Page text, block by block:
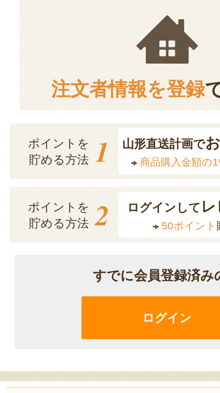
注文者情報を登録
ポイントを
貯める方法 1 山形直送計画で
商品購入金額の
ポイントを
貯める方法 2 ログインして
50ポイント
すでに会員登録済み
ログイン